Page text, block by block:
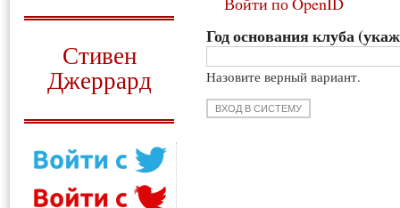
Стивен
Джеррард
Год основания клуба
Назовите верный вариант.